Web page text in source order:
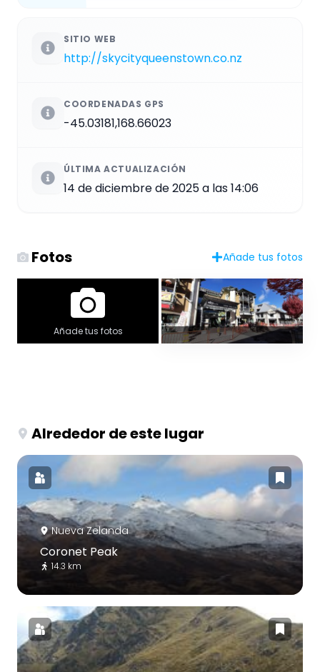
SITIO WEB
http://skycityqueenstown.co.nz
COORDENADAS GPS
-45.03181,168.66023
ÚLTIMA ACTUALIZACIÓN
14 de diciembre de 2025 a las 14:06
Fotos Añade tus fotos
Añade tus fotos
Alrededor de este lugar
Nueva Zelanda
Coronet Peak
14.3 km